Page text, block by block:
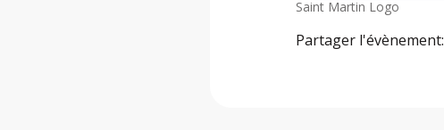
Saint Martin Logo
Partager l'évènement: